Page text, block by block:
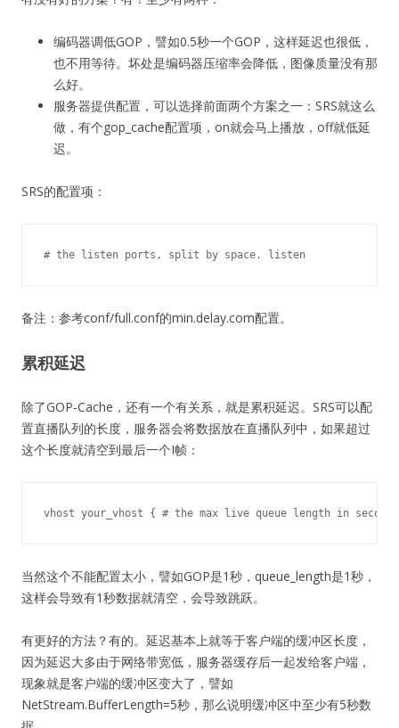
编码器调低GOP，譬如0.5秒一个GOP，这样延迟也很低，
也不用等待。坏处是编码器压缩率会降低，图像质量没有那
么好。
服务器提供配置，可以选择前面两个方案之一：SRS就这么
做，有个gop_cache配置项，on就会马上播放，off就低延
迟。
SRS的配置项：
# the listen ports, split by space. listen
备注：参考conf/full.conf的min.delay.com配置。
累积延迟
除了GOP-Cache，还有一个有关系，就是累积延迟。SRS可以配
置直播队列的长度，服务器会将数据放在直播队列中，如果超过
这个长度就清空到最后一个I帧：
vhost your_vhost { # the max live queue length in
当然这个不能配置太小，譬如GOP是1秒，queue_length是1秒，
这样会导致有1秒数据就清空，会导致跳跃。
有更好的方法？有的。延迟基本上就等于客户端的缓冲区长度，
因为延迟大多由于网络带宽低，服务器缓存后一起发给客户端，
现象就是客户端的缓冲区变大了，譬如
NetStream.BufferLength=5秒，那么说明缓冲区中至少有5秒数